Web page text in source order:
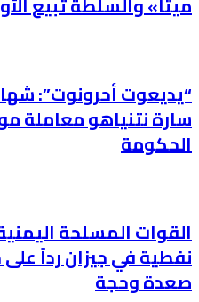
“يديعوت أحرونوت”:
سارة نتنياهو معاملة
الحكومة
القوات المسلحة
نفطية في جيزان رداً
صعدة وحجة